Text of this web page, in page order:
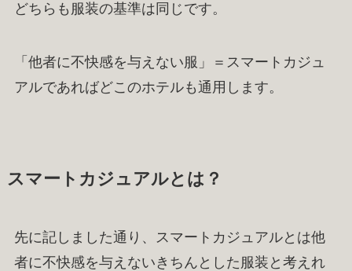
どちらも服装の基準は同じです。
「他者に不快感を与えない服」＝スマートカジュ
アルであればどこのホテルも通用します。
スマートカジュアルとは？
先に記しました通り、スマートカジュアルとは他
者に不快感を与えないきちんとした服装と考えれ